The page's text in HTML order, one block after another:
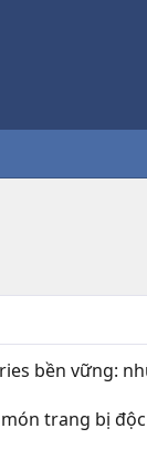
bền vững:
trang bị